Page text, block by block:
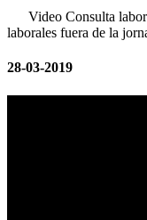
Video Consulta
laborales fuera de la
28-03-2019